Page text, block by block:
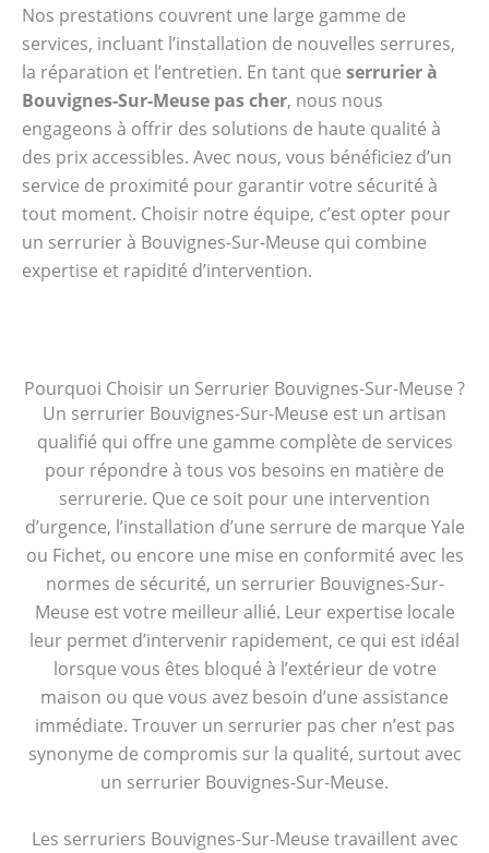
Nos prestations couvrent une large gamme de
services, incluant l’installation de nouvelles serrures,
la réparation et l’entretien. En tant que serrurier à
Bouvignes-Sur-Meuse pas cher, nous nous
engageons à offrir des solutions de haute qualité à
des prix accessibles. Avec nous, vous bénéficiez d’un
service de proximité pour garantir votre sécurité à
tout moment. Choisir notre équipe, c’est opter pour
un serrurier à Bouvignes-Sur-Meuse qui combine
expertise et rapidité d’intervention.
Pourquoi Choisir un Serrurier Bouvignes-Sur-Meuse ?
Un serrurier Bouvignes-Sur-Meuse est un artisan
qualifié qui offre une gamme complète de services
pour répondre à tous vos besoins en matière de
serrurerie. Que ce soit pour une intervention
d’urgence, l’installation d’une serrure de marque Yale
ou Fichet, ou encore une mise en conformité avec les
normes de sécurité, un serrurier Bouvignes-Sur-
Meuse est votre meilleur allié. Leur expertise locale
leur permet d’intervenir rapidement, ce qui est idéal
lorsque vous êtes bloqué à l’extérieur de votre
maison ou que vous avez besoin d’une assistance
immédiate. Trouver un serrurier pas cher n’est pas
synonyme de compromis sur la qualité, surtout avec
un serrurier Bouvignes-Sur-Meuse.
Les serruriers Bouvignes-Sur-Meuse travaillent avec